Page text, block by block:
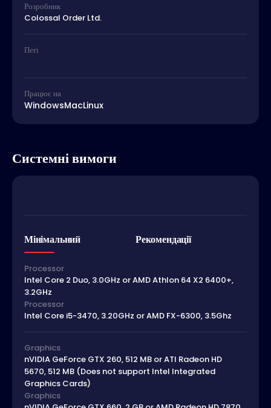
Розробник
Colossal Order Ltd.
Пегі
Працює на
WindowsMacLinux
Системні вимоги
Мінімальний Рекомендації
Processor
Intel Core 2 Duo, 3.0GHz or AMD Athlon 64 X2 6400+,
3.2GHz
Processor
Intel Core i5-3470, 3.20GHz or AMD FX-6300, 3.5Ghz
Graphics
nVIDIA GeForce GTX 260, 512 MB or ATI Radeon HD
5670, 512 MB (Does not support Intel Integrated
Graphics Cards)
Graphics